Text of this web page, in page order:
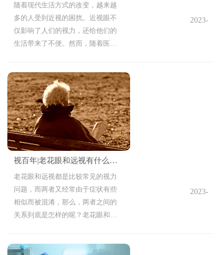
随着现代生活方式的改变，越来越
多的人受到近视的困扰。近视眼不
仅影响了人们的视力，还给他们的
生活带来了不便。然而，随着医学
行近视手术之前，术前检查是必不
可少的一步，下面就来给大家说说
近视手术术前检查的重要性！
2023-
视百年|老花眼和远视有什么区别？
老花眼和远视都是比较常见的视力
问题，而两者又经常由于症状有些
相似而被混淆，那么，两者之间的
关系到底是怎样的呢？老花眼和远
2023-